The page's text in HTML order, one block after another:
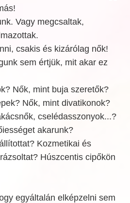
Vagy megcsaltak,
csakis és kizárólag nők!
sem értjük, mit akar ez
Nők, mint buja szeretők?
Nők, mint divatikonok?
cselédasszonyok...?
akarunk?
Kozmetikai és
Húszcentis cipőkön
egyáltalán elképzelni sem